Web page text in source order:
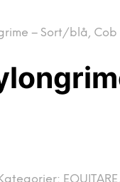
– Sort/blå, Cob
Kategorier: EQUITARE,